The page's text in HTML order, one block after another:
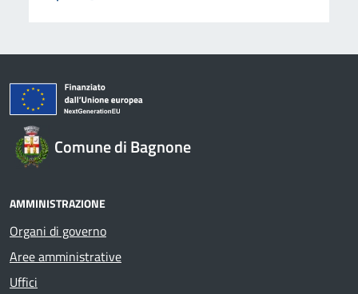
Comune di Bagnone
AMMINISTRAZIONE
Organi di governo
Aree amministrative
Uffici